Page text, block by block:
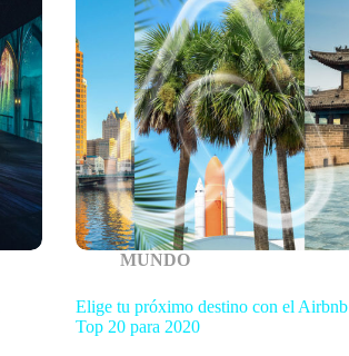
MUNDO
Elige tu próximo destino con el Airbnb
Top 20 para 2020